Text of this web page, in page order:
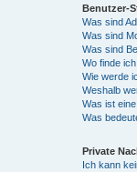
Benutzer-
Was sind
Was sind
Was sind
Wo finde
Wie werde
Weshalb
Was ist
Was
Private
Ich kann